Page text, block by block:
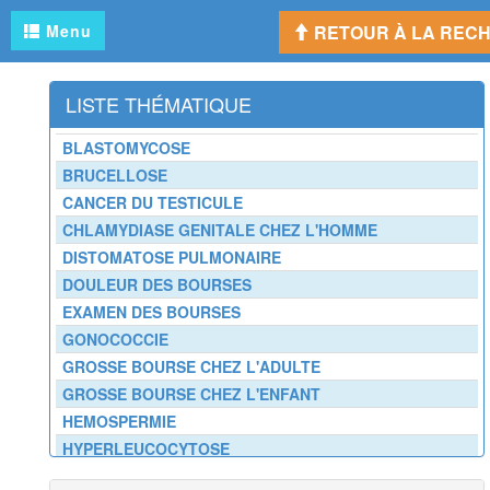
Menu RETOUR À LA
LISTE THÉMATIQUE
BLASTOMYCOSE
BRUCELLOSE
CANCER DU TESTICULE
CHLAMYDIASE GENITALE CHEZ L'HOMME
DISTOMATOSE PULMONAIRE
DOULEUR DES BOURSES
EXAMEN DES BOURSES
GONOCOCCIE
GROSSE BOURSE CHEZ L'ADULTE
GROSSE BOURSE CHEZ L'ENFANT
HEMOSPERMIE
HYPERLEUCOCYTOSE
INFECTION GENITALE DE L'HOMME
OEDEME CEREBRAL
OEDEME DES MEMBRES INFERIEURS
OEDEME PALPEBRAL
OEDEMES
OEIL DE CHAT (SYNDROME DE L')
OEIL DU DIABETIQUE
OEIL ROUGE
OEIL SEC
OESOPHAGITE
OESOPHAGITE A EOSINOPHILES
OLIGOMENORRHEE
ONGLE COLORE
ONGLE DECOLLE
ONGLE DEFORME
ONGLE INCARNE
ONYCHOPHAGIE
OPACITES PULMONAIRES